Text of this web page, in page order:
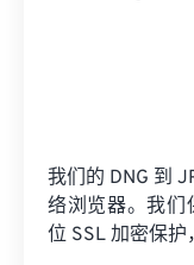
我们的 DNG 到
络浏览器。我们
位 SSL 加密保护